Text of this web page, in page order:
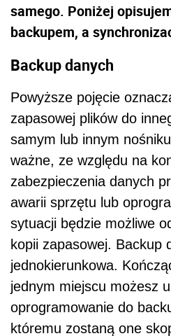
samego. Poniżej
backupem, a
Backup danych
Powyższe pojęcie
zapasowej plików do
samym lub innym
ważne, ze względu na
zabezpieczenia danych
awarii sprzętu lub
sytuacji będzie możliwe
kopii zapasowej. Backup
jednokierunkowa.
jednym miejscu możesz
oprogramowanie do
któremu zostaną one